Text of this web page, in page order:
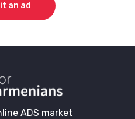
an ad
ADS market